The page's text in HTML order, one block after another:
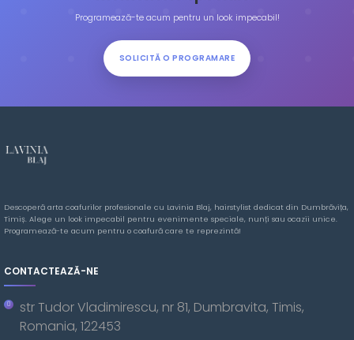
Programează-te acum pentru un look impecabil!
SOLICITĂ O PROGRAMARE
Descoperă arta coafurilor profesionale cu Lavinia Blaj, hairstylist dedicat din Dumbrăvița,
Timiș. Alege un look impecabil pentru evenimente speciale, nunți sau ocazii unice.
Programează-te acum pentru o coafură care te reprezintă!
CONTACTEAZĂ-NE
str Tudor Vladimirescu, nr 81, Dumbravita, Timis,
Romania, 122453